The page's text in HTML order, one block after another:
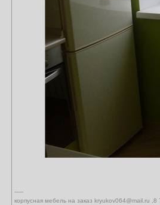
-----
корпусная мебель на заказ kryukov064@mail.ru